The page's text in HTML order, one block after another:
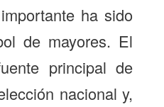
ha sido
de mayores. El
principal de
nacional y,